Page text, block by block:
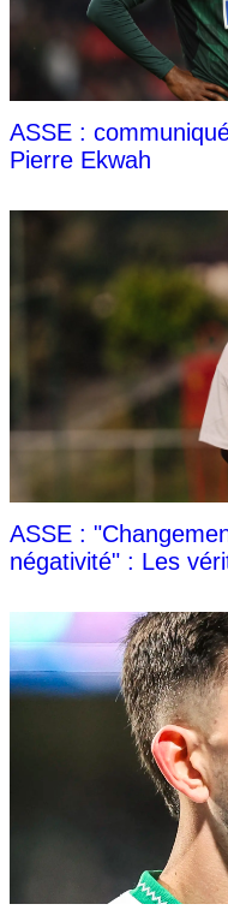
ASSE :
Pierre Ekwah
ASSE :
négativité" : Les